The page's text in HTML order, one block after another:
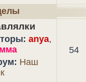
anya,
Наш
54